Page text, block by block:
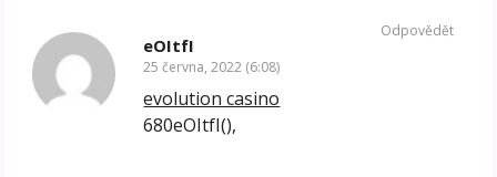
eOItfI
25 června, 2022 (6:08)
evolution casino
680eOItfI(),
Odpovědět